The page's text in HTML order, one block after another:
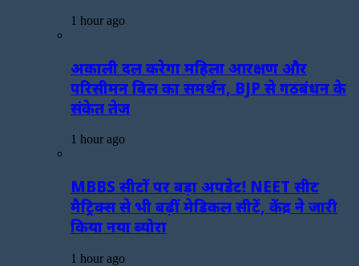
1 hour ago
अकाली दल करेगा महिला आरक्षण और
परिसीमन बिल का समर्थन, BJP से गठबंधन के
संकेत तेज
1 hour ago
MBBS सीटों पर बड़ा अपडेट! NEET सीट
मैट्रिक्स से भी बढ़ीं मेडिकल सीटें, केंद्र ने जारी
किया नया ब्योरा
1 hour ago